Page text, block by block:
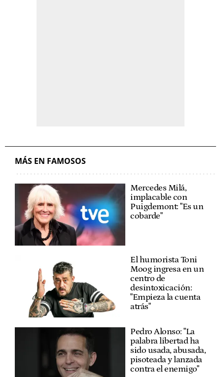
MÁS EN FAMOSOS
Mercedes Milá,
implacable con
Puigdemont: "Es un
cobarde"
El humorista Toni
Moog ingresa en un
centro de
desintoxicación:
"Empieza la cuenta
atrás"
Pedro Alonso: "La
palabra libertad ha
sido usada, abusada,
pisoteada y lanzada
contra el enemigo"